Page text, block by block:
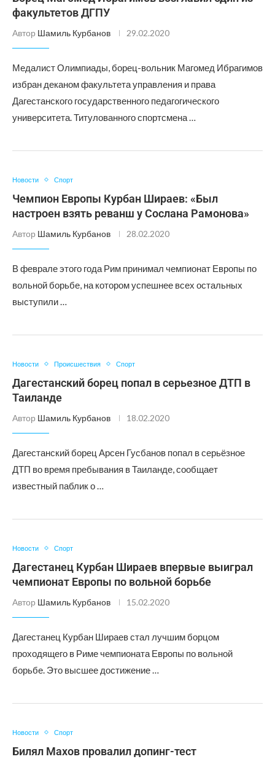
факультетов ДГПУ
Автор Шамиль Курбанов 29.02.2020
Медалист Олимпиады, борец-вольник Магомед Ибрагимов
избран деканом факультета управления и права
Дагестанского государственного педагогического
университета. Титулованного спортсмена …
Новости Спорт
Чемпион Европы Курбан Шираев: «Был
настроен взять реванш у Сослана Рамонова»
Автор Шамиль Курбанов 28.02.2020
В феврале этого года Рим принимал чемпионат Европы по
вольной борьбе, на котором успешнее всех остальных
выступили …
Новости Происшествия Спорт
Дагестанский борец попал в серьезное ДТП в
Таиланде
Автор Шамиль Курбанов 18.02.2020
Дагестанский борец Арсен Гусбанов попал в серьёзное
ДТП во время пребывания в Таиланде, сообщает
известный паблик о …
Новости Спорт
Дагестанец Курбан Шираев впервые выиграл
чемпионат Европы по вольной борьбе
Автор Шамиль Курбанов 15.02.2020
Дагестанец Курбан Шираев стал лучшим борцом
проходящего в Риме чемпионата Европы по вольной
борьбе. Это высшее достижение …
Новости Спорт
Билял Махов провалил допинг-тест